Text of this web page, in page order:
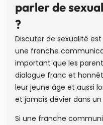
parler de
?
Discuter de sexualité
une franche
important que les
dialogue franc et
leur jeune âge et aussi
et jamais dévier dans
Si une franche